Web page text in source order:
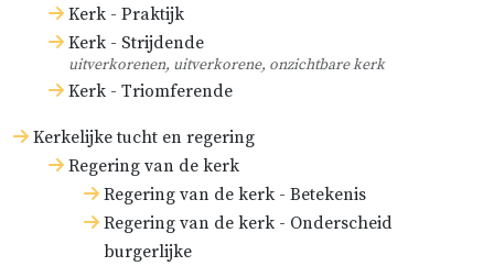
Kerk - Praktijk
Kerk - Strijdende
uitverkorenen, uitverkorene, onzichtbare kerk
Kerk - Triomferende
Kerkelijke tucht en regering
Regering van de kerk
Regering van de kerk - Betekenis
Regering van de kerk - Onderscheid
burgerlijke